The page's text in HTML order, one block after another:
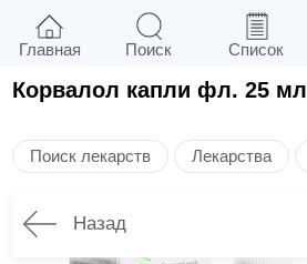
Корвалол капли фл. 25 мл
Поиск лекарств Лекарства
Назад
Главная Поиск Список